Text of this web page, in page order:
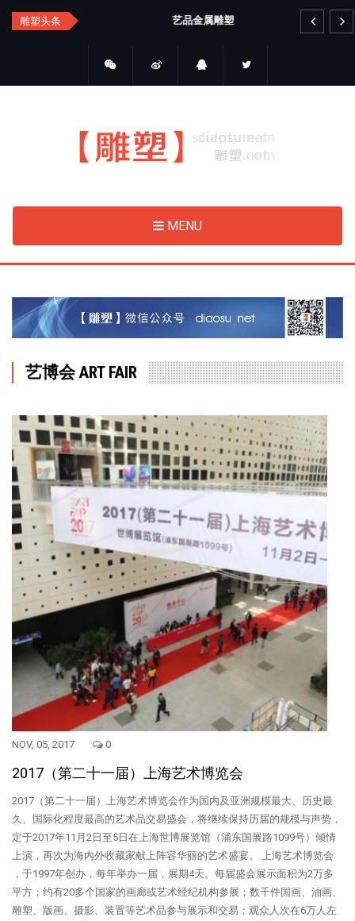
Skip
雕塑头条
MENU
艺博会 ART FAIR
NOV, 05, 2017 0
2017（第二十一届）上海艺术博览会
2017（第二十一届）上海艺术博览会作为国内及亚洲规模最大、历史最
久、国际化程度最高的艺术品交易盛会，将继续保持历届的规模与声势，
定于2017年11月2日至5日在上海世博展览馆（浦东国展路1099号）倾情
上演，再次为海内外收藏家献上阵容华丽的艺术盛宴。 上海艺术博览会
，于1997年创办，每年举办一届，展期4天。每届盛会展示面积为2万多
平方；约有20多个国家的画廊或艺术经纪机构参展；数千件国画、油画、
雕塑、版画、摄影、装置等艺术品参与展示和交易；观众人次在6万人左